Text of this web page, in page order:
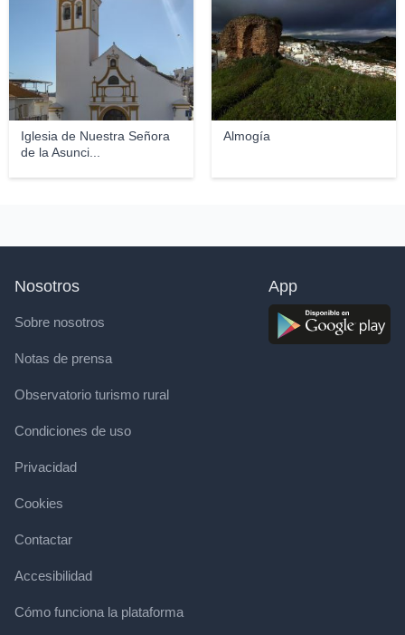
Iglesia de Nuestra Señora
de la Asunci...
Almogía
Nosotros
Sobre nosotros
Notas de prensa
Observatorio turismo rural
Condiciones de uso
Privacidad
Cookies
Contactar
Accesibilidad
Cómo funciona la plataforma
App